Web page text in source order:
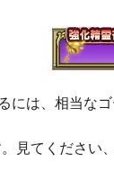
は、相当なゴ
見てください